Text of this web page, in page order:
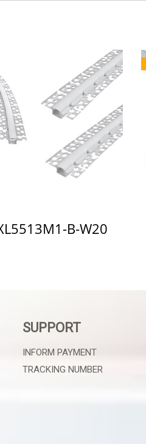
B-W20
SUPPORT
INFORM PAYMENT
TRACKING NUMBER